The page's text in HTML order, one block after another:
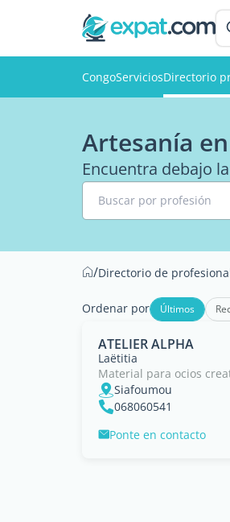
CongoServiciosDirectorio
Artesanía
Encuentra debajo
Buscar por profesión
/Directorio de
Ordenar por Últimos
ATELIER ALPHA
Laëtitia
Material para ocios
Siafoumou
068060541
Ponte en contacto